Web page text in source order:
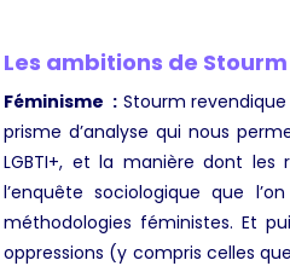
Les ambitions de
Féminisme : Stourm revendique
prisme d’analyse qui nous
LGBTI+, et la manière dont
l’enquête sociologique que
méthodologies féministes. Et
oppressions (y compris celles